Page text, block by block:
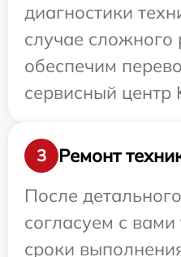
диагностики
случае
обеспечим
сервисный центр
3
Ремонт
После
согласуем с
сроки